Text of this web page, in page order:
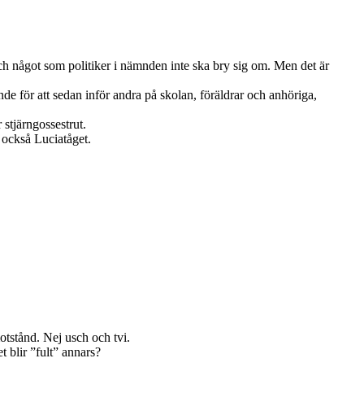
något som politiker i nämnden inte ska bry sig om. Men det är
för att sedan inför andra på skolan, föräldrar och anhöriga,
Luciatåget.
Nej usch och tvi.
blir ”fult” annars?